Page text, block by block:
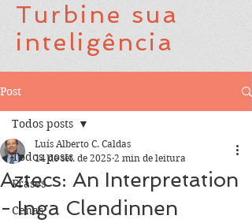
Turbine sua
inteligência
Post
Todos posts
Frases
Cenas
Todos posts
Aztecs: An Interpretation
- Inga Clendinnen
Luís Alberto C. Caldas
14 de set. de 2025 2 min de leitura